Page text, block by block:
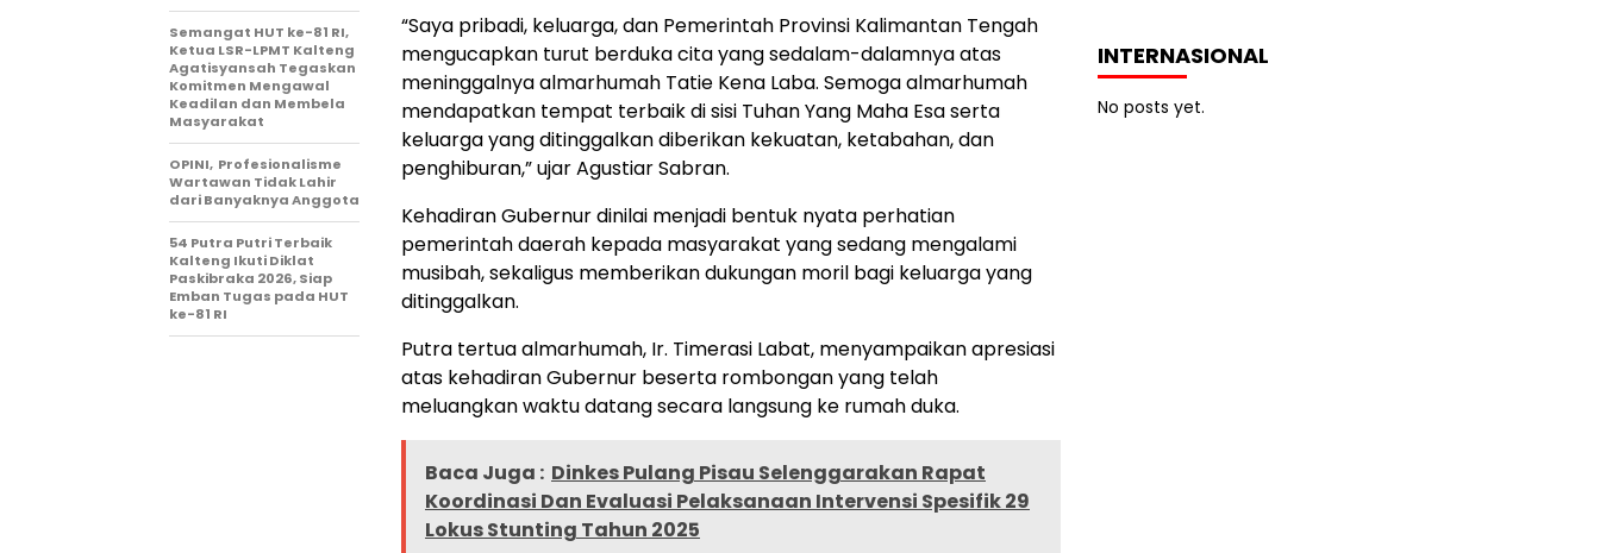
“Saya pribadi, keluarga, dan Pemerintah Provinsi Kalimantan Tengah
mengucapkan turut berduka cita yang sedalam-dalamnya atas
meninggalnya almarhumah Tatie Kena Laba. Semoga almarhumah
mendapatkan tempat terbaik di sisi Tuhan Yang Maha Esa serta
keluarga yang ditinggalkan diberikan kekuatan, ketabahan, dan
penghiburan,” ujar Agustiar Sabran.
Kehadiran Gubernur dinilai menjadi bentuk nyata perhatian
pemerintah daerah kepada masyarakat yang sedang mengalami
musibah, sekaligus memberikan dukungan moril bagi keluarga yang
ditinggalkan.
Putra tertua almarhumah, Ir. Timerasi Labat, menyampaikan apresiasi
atas kehadiran Gubernur beserta rombongan yang telah
meluangkan waktu datang secara langsung ke rumah duka.
Baca Juga : Dinkes Pulang Pisau Selenggarakan Rapat
Koordinasi Dan Evaluasi Pelaksanaan Intervensi Spesifik 29
Lokus Stunting Tahun 2025
Semangat HUT ke-81 RI,
Ketua LSR-LPMT Kalteng
Agatisyansah Tegaskan
Komitmen Mengawal
Keadilan dan Membela
Masyarakat
OPINI, Profesionalisme
Wartawan Tidak Lahir
dari Banyaknya Anggota
54 Putra Putri Terbaik
Kalteng Ikuti Diklat
Paskibraka 2026, Siap
Emban Tugas pada HUT
ke-81 RI
INTERNASIONAL
No posts yet.